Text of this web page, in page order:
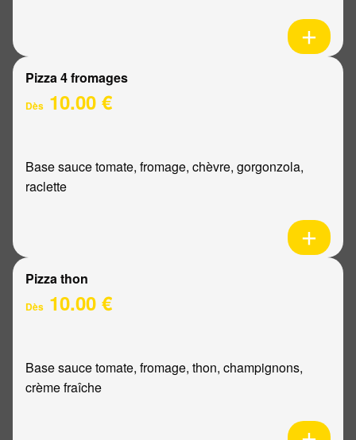
Pizza 4 fromages
Dès 10.00 €
Base sauce tomate, fromage, chèvre, gorgonzola,
raclette
Pizza thon
Dès 10.00 €
Base sauce tomate, fromage, thon, champignons,
crème fraîche